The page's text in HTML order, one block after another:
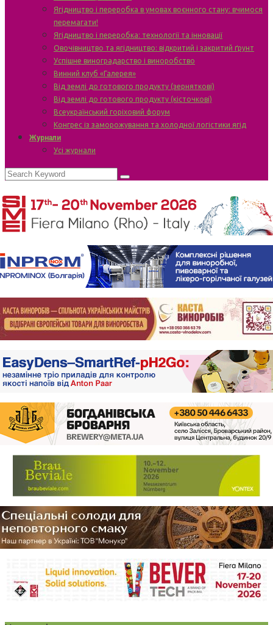
Ягідництво і переробка в умовах воєнного стану: вчимося
перемагати!
Ягідництво і переробка: технології та інновації
Овочівництво та ягідництво: відкритий і закритий ґрунт
Успішне виноградарство і виноробство
Винний клуб «Галерея»
Від землі до готового продукту (зерняткові)
Від землі до готового продукту (кісточкові)
Всеукраїнський горіховий форум
Конгрес із заморожування та холодної логістики ягід
Журнали
Усі журнали